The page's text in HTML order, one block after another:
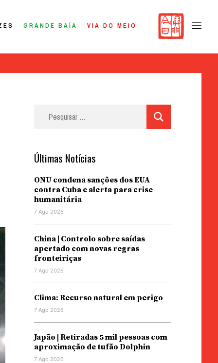
GRANDE BAÍA VIA DO MEIO
Últimas Notícias
ONU condena sanções dos EUA
contra Cuba e alerta para crise
humanitária
7 Ago 2026
China | Controlo sobre saídas
apertado com novas regras
fronteiriças
7 Ago 2026
Clima: Recurso natural em perigo
7 Ago 2026
Japão | Retiradas 5 mil pessoas com
aproximação de tufão Dolphin
7 Ago 2026